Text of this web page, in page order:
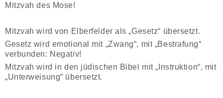
Mitzvah des Mose!
Mitzvah wird von Elberfelder als „Gesetz“ übersetzt.
Gesetz wird emotional mit „Zwang“, mit „Bestrafung“
verbunden: Negativ!
Mitzvah wird in den jüdischen Bibel mit „Instruktion“, mit
„Unterweisung“ übersetzt.